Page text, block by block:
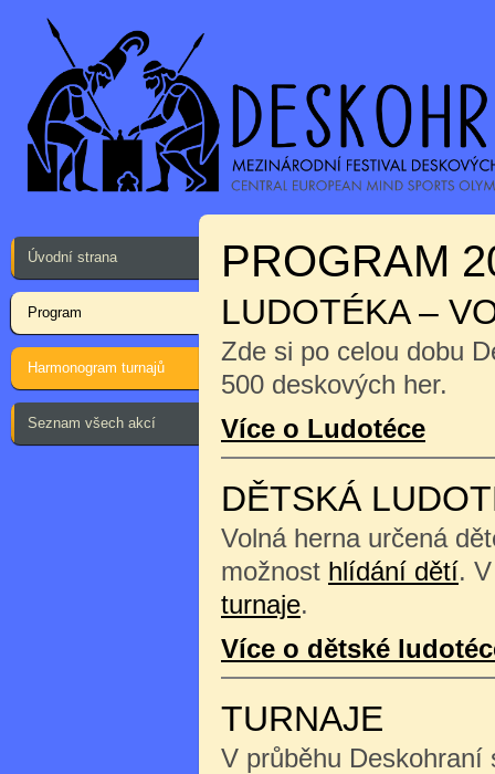
Úvodní strana
Program
Harmonogram turnajů
Seznam všech akcí
PROGRAM
LUDOTÉKA –
Zde si po celou dobu
500 deskových her.
Více o Ludotéce
DĚTSKÁ
Volná herna určená
možnost hlídání dětí.
turnaje.
Více o dětské
TURNAJE
V průběhu Deskohraní